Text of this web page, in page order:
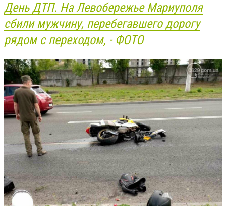
День ДТП. На Левобережье Мариуполя
сбили мужчину, перебегавшего дорогу
рядом с переходом, - ФОТО